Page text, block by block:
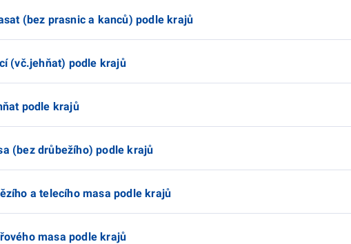
(bez prasnic a kanců) podle krajů
(vč.jehňat) podle krajů
podle krajů
(bez drůbežího) podle krajů
a telecího masa podle krajů
masa podle krajů